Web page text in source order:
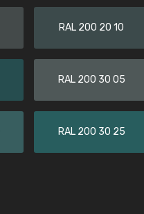
RAL 200 20 10
RAL 200 30 05
RAL 200 30 25